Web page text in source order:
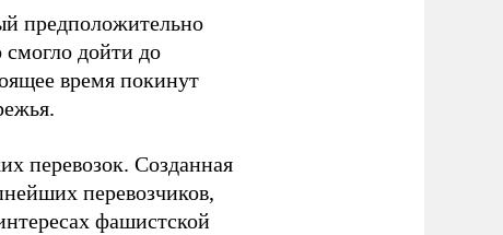
предположительно
смогло дойти до
время покинут
перевозок. Созданная
перевозчиков,
фашистской